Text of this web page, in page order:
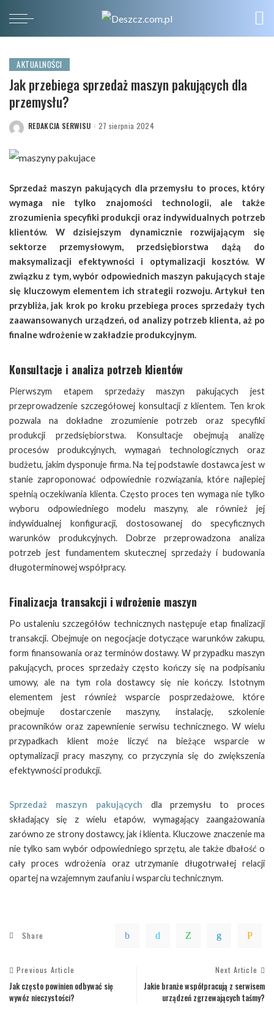
AKTUALNOŚCI
Jak przebiega sprzedaż maszyn pakujących dla
przemysłu?
POSTED
REDAKCJA SERWISU 27 sierpnia 2024
Sprzedaż maszyn pakujących dla przemysłu to proces, który
wymaga nie tylko znajomości technologii, ale także
zrozumienia specyfiki produkcji oraz indywidualnych potrzeb
klientów. W dzisiejszym dynamicznie rozwijającym się
sektorze przemysłowym, przedsiębiorstwa dążą do
maksymalizacji efektywności i optymalizacji kosztów. W
związku z tym, wybór odpowiednich maszyn pakujących staje
się kluczowym elementem ich strategii rozwoju. Artykuł ten
przybliża, jak krok po kroku przebiega proces sprzedaży tych
zaawansowanych urządzeń, od analizy potrzeb klienta, aż po
finalne wdrożenie w zakładzie produkcyjnym.
Konsultacje i analiza potrzeb klientów
Pierwszym etapem sprzedaży maszyn pakujących jest
przeprowadzenie szczegółowej konsultacji z klientem. Ten krok
pozwala na dokładne zrozumienie potrzeb oraz specyfiki
produkcji przedsiębiorstwa. Konsultacje obejmują analizę
procesów produkcyjnych, wymagań technologicznych oraz
budżetu, jakim dysponuje firma. Na tej podstawie dostawca jest w
stanie zaproponować odpowiednie rozwiązania, które najlepiej
spełnią oczekiwania klienta. Często proces ten wymaga nie tylko
wyboru odpowiedniego modelu maszyny, ale również jej
indywidualnej konfiguracji, dostosowanej do specyficznych
warunków produkcyjnych. Dobrze przeprowadzona analiza
potrzeb jest fundamentem skutecznej sprzedaży i budowania
długoterminowej współpracy.
Finalizacja transakcji i wdrożenie maszyn
Po ustaleniu szczegółów technicznych następuje etap finalizacji
transakcji. Obejmuje on negocjacje dotyczące warunków zakupu,
form finansowania oraz terminów dostawy. W przypadku maszyn
pakujących, proces sprzedaży często kończy się na podpisaniu
umowy, ale na tym rola dostawcy się nie kończy. Istotnym
elementem jest również wsparcie posprzedażowe, które
obejmuje dostarczenie maszyny, instalację, szkolenie
pracowników oraz zapewnienie serwisu technicznego. W wielu
przypadkach klient może liczyć na bieżące wsparcie w
optymalizacji pracy maszyny, co przyczynia się do zwiększenia
efektywności produkcji.
Sprzedaż maszyn pakujących dla przemysłu to proces
składający się z wielu etapów, wymagający zaangażowania
zarówno ze strony dostawcy, jak i klienta. Kluczowe znaczenie ma
nie tylko sam wybór odpowiedniego sprzętu, ale także dbałość o
cały proces wdrożenia oraz utrzymanie długotrwałej relacji
opartej na wzajemnym zaufaniu i wsparciu technicznym.
Share
Previous Article
Jak często powinien odbywać się
wywóz nieczystości?
Next Article
Jakie branże współpracują z serwisem
urządzeń zgrzewających taśmy?